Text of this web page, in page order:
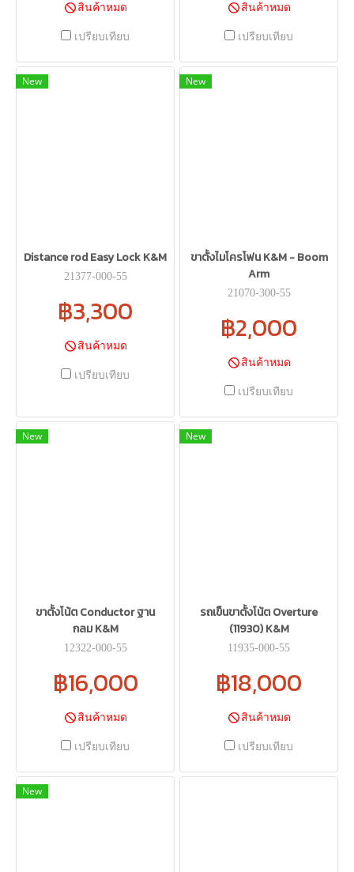
สินค้าหมด
เปรียบเทียบ
สินค้าหมด
เปรียบเทียบ
New
Distance rod Easy Lock K&M
21377-000-55
฿3,300
สินค้าหมด
เปรียบเทียบ
New
ขาตั้งไมโครโฟน K&M - Boom
Arm
21070-300-55
฿2,000
สินค้าหมด
เปรียบเทียบ
New
ขาตั้งโน้ต Conductor ฐาน
กลม K&M
12322-000-55
฿16,000
สินค้าหมด
เปรียบเทียบ
New
รถเข็นขาตั้งโน้ต Overture
(11930) K&M
11935-000-55
฿18,000
สินค้าหมด
เปรียบเทียบ
New